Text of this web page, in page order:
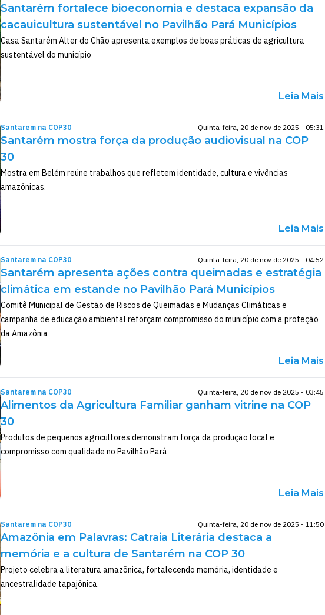
Santarém fortalece bioeconomia e destaca expansão da
cacauicultura sustentável no Pavilhão Pará Municípios
Casa Santarém Alter do Chão apresenta exemplos de boas práticas de agricultura
sustentável do município
Leia Mais
Santarem na COP30 Quinta-feira, 20 de nov de 2025 - 05:31
Santarém mostra força da produção audiovisual na COP
30
Mostra em Belém reúne trabalhos que refletem identidade, cultura e vivências
amazônicas.
Leia Mais
Santarem na COP30 Quinta-feira, 20 de nov de 2025 - 04:52
Santarém apresenta ações contra queimadas e estratégia
climática em estande no Pavilhão Pará Municípios
Comitê Municipal de Gestão de Riscos de Queimadas e Mudanças Climáticas e
campanha de educação ambiental reforçam compromisso do município com a proteção
da Amazônia
Leia Mais
Santarem na COP30 Quinta-feira, 20 de nov de 2025 - 03:45
Alimentos da Agricultura Familiar ganham vitrine na COP
30
Produtos de pequenos agricultores demonstram força da produção local e
compromisso com qualidade no Pavilhão Pará
Leia Mais
Santarem na COP30 Quinta-feira, 20 de nov de 2025 - 11:50
Amazônia em Palavras: Catraia Literária destaca a
memória e a cultura de Santarém na COP 30
Projeto celebra a literatura amazônica, fortalecendo memória, identidade e
ancestralidade tapajônica.